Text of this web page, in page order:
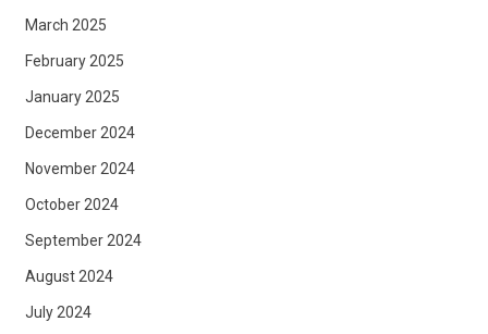
March 2025
February 2025
January 2025
December 2024
November 2024
October 2024
September 2024
August 2024
July 2024